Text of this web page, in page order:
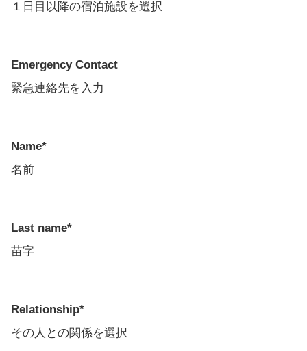
１日目以降の宿泊施設を選択
Emergency Contact
緊急連絡先を入力
Name*
名前
Last name*
苗字
Relationship*
その人との関係を選択